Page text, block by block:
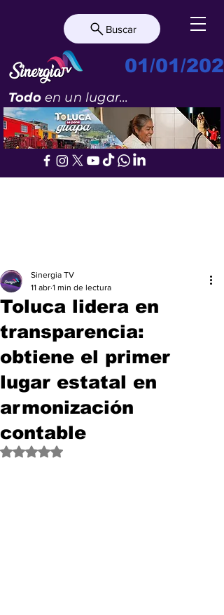
Buscar
01/01/
Todoen un lugar...
Toluca lidera en
transparencia:
obtiene el primer
lugar estatal en
armonización
contable
Sinergia TV
11 abr 1 min de lectura
Obtuvo NaN de 5 estrellas.